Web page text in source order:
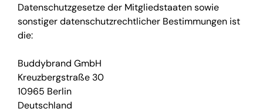
Datenschutzgesetze der Mitgliedstaaten sowie
sonstiger datenschutzrechtlicher Bestimmungen ist
die:
Buddybrand GmbH
Kreuzbergstraße 30
10965 Berlin
Deutschland